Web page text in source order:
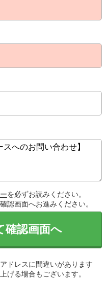
を必ずお読みください。
認画面へお進みください。
確認画面へ
ドレスに間違いがあります
げる場合もございます。